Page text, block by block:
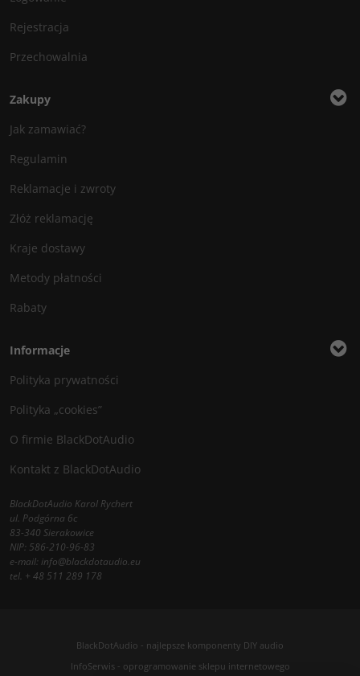
Rejestracja
Przechowalnia
Zakupy
Jak zamawiać?
Regulamin
Reklamacje i zwroty
Złóż reklamację
Kraje dostawy
Metody płatności
Rabaty
Informacje
Polityka prywatności
Polityka „cookies”
O firmie BlackDotAudio
Kontakt z BlackDotAudio
BlackDotAudio Karol Rychert
ul. Podgórna 6c
83-340 Sierakowice
NIP: 586-210-96-83
e-mail:info@blackdotaudio.eu
tel. + 48 511 289 178
BlackDotAudio - najlepsze komponenty DIY audio
InfoSerwis- oprogramowanie sklepu internetowego